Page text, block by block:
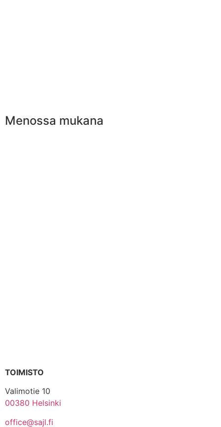
Menossa mukana
TOIMISTO
Valimotie 10
00380 Helsinki
office@sajl.fi